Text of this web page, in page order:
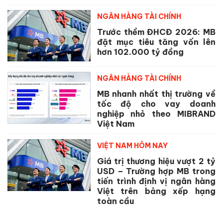
NGÂN HÀNG TÀI CHÍNH
Trước thềm ĐHCĐ 2026: MB
đặt mục tiêu tăng vốn lên
hơn 102.000 tỷ đồng
NGÂN HÀNG TÀI CHÍNH
MB nhanh nhất thị trường về
tốc độ cho vay doanh
nghiệp nhỏ theo MIBRAND
Việt Nam
VIỆT NAM HÔM NAY
Giá trị thương hiệu vượt 2 tỷ
USD – Trường hợp MB trong
tiến trình định vị ngân hàng
Việt trên bảng xếp hạng
toàn cầu